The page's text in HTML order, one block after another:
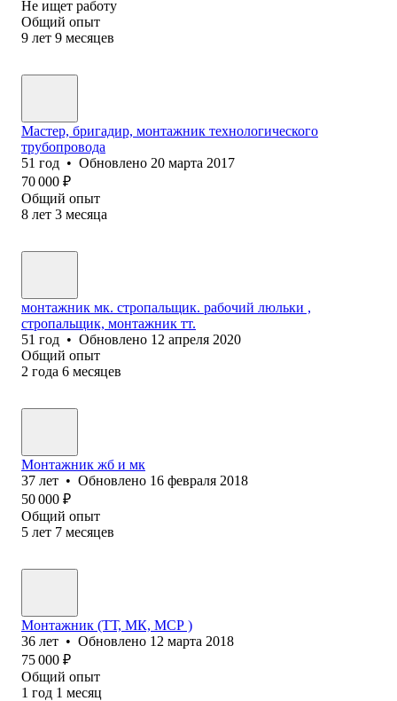
Не ищет работу
Общий опыт
9 лет 9 месяцев
Мастер, бригадир, монтажник технологического
трубопровода
51 год • Обновлено 20 марта 2017
70 000 ₽
Общий опыт
8 лет 3 месяца
монтажник мк. стропальщик. рабочий люльки ,
стропальщик, монтажник тт.
51 год • Обновлено 12 апреля 2020
Общий опыт
2 года 6 месяцев
Монтажник жб и мк
37 лет • Обновлено 16 февраля 2018
50 000 ₽
Общий опыт
5 лет 7 месяцев
Монтажник (ТТ, МК, МСР )
36 лет • Обновлено 12 марта 2018
75 000 ₽
Общий опыт
1 год 1 месяц